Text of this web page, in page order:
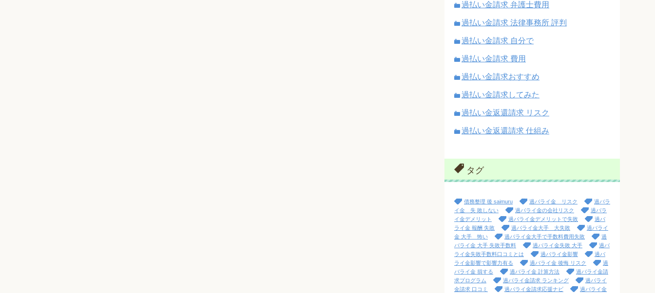
過払い金請求 弁護士費用
過払い金請求 法律事務所 評判
過払い金請求 自分で
過払い金請求 費用
過払い金請求おすすめ
過払い金請求してみた
過払い金返還請求 リスク
過払い金返還請求 仕組み
タグ
債務整理 後 saimuru 過バライ金 リスク
過バラ
イ金 失 敗しない
過バライ金の会社リスク
過バラ
イ金デメリット
過バライ金デメリットで失敗
過バ
ライ金 報酬 失敗
過バライ金大手 大失敗
過バライ
金 大手 怖い
過バライ金大手で手数料費用失敗
過
バライ金 大手 失敗手数料
過バライ金失敗 大手
過バ
ライ金失敗手数料口コミとは
過バライ金影響
過バ
ライ金影響で影響力有る
過バライ金 後悔 リスク
過
バライ金 損する
過バライ金 計算方法
過バライ金請
求プログラム
過バライ金請求 ランキング
過バライ
金請求 口コミ
過バライ金請求応援ナビ 過バライ金